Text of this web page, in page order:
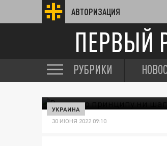
АВТОРИЗАЦИЯ
ПЕРВЫЙ
РУБРИКИ
УКРАИНА
30 ИЮНЯ 2022 09:10